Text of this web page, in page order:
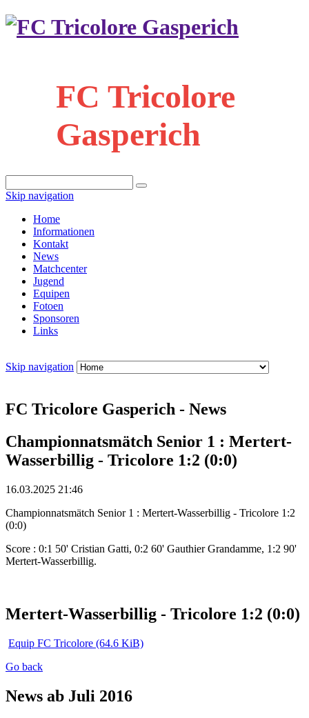
FC Tricolore
Gasperich
Skip navigation
Home
Informationen
Kontakt
News
Matchcenter
Jugend
Equipen
Fotoen
Sponsoren
Links
Skip navigation
FC Tricolore Gasperich - News
Championnatsmätch Senior 1 : Mertert-
Wasserbillig - Tricolore 1:2 (0:0)
16.03.2025 21:46
Championnatsmätch Senior 1 : Mertert-Wasserbillig - Tricolore 1:2
(0:0)
Score : 0:1 50' Cristian Gatti, 0:2 60' Gauthier Grandamme, 1:2 90'
Mertert-Wasserbillig.
Mertert-Wasserbillig - Tricolore 1:2 (0:0)
Equip FC Tricolore (64.6 KiB)
Go back
News ab Juli 2016